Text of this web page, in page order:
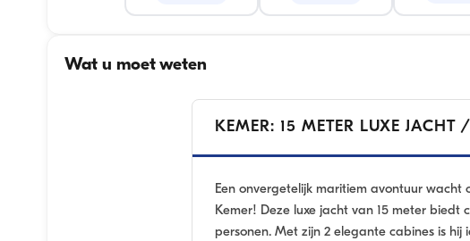
Wat u moet weten
KEMER: 15 METER LUXE JACHT
Een onvergetelijk maritiem avontuur wacht
Kemer! Deze luxe jacht van 15 meter biedt
personen. Met zijn 2 elegante cabines is